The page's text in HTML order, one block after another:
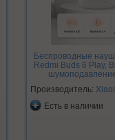
Беспроводные
Redmi Buds 6 Play,
Производитель:
Есть в наличии